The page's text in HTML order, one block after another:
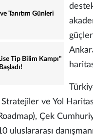
Tanıtım Günleri
Tip Bilim Kampı"
ve Yol
Çek
uluslararası